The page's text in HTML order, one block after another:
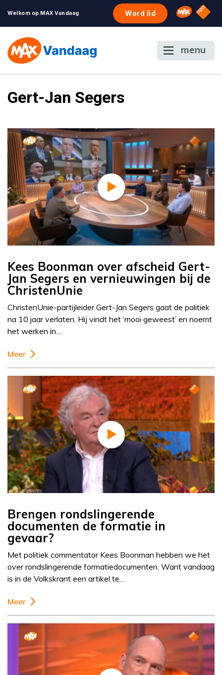
Welkom op MAX Vandaag Word lid Omroep
NPO
menu
Gert-Jan Segers
Kees Boonman over afscheid Gert-
Jan Segers en vernieuwingen bij de
ChristenUnie
ChristenUnie-partijleider Gert-Jan Segers gaat de politiek
na 10 jaar verlaten. Hij vindt het ‘mooi geweest’ en noemt
het werken in…
Meer
Brengen rondslingerende
documenten de formatie in
gevaar?
Met politiek commentator Kees Boonman hebben we het
over rondslingerende formatiedocumenten. Want vandaag
is in de Volkskrant een artikel te…
Meer